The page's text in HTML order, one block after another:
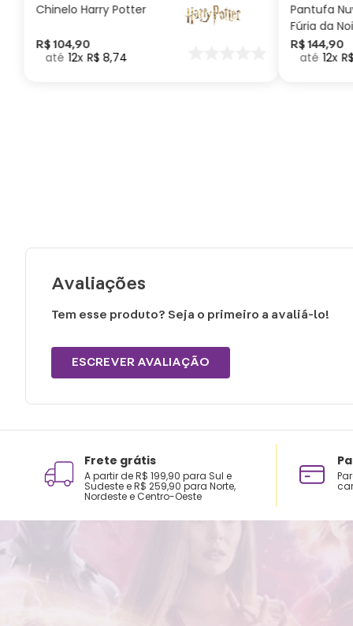
Chinelo Harry Potter
R$ 104,90
12 R$ 8,74
Pantufa
Fúria da
Como
seu Dragão
R$ 144,90
12 R$
Avaliações
Tem esse produto? Seja o primeiro a avaliá-lo!
ESCREVER AVALIAÇÃO
Frete grátis
A partir de R$ 199,90 para Sul e
Sudeste e R$ 259,90 para Norte,
Nordeste e Centro-Oeste